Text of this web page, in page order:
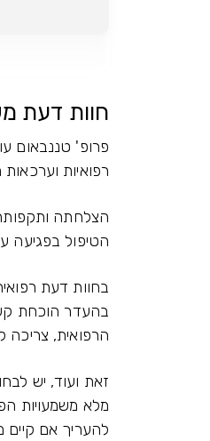
חוות דעת
פרופ' טננבאום
רפואיות
הצלחתה
הטיפול בפגיעה
בחוות דעת
בהעדר הוכחת
הרפואית,
זאת ועוד, יש
מלא משמעויות
להעריך אם